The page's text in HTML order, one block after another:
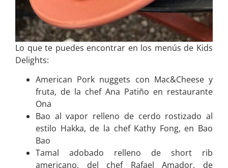
Lo que te puedes encontrar en los menús de Kids
Delights:
American Pork nuggets con Mac&Cheese y
fruta, de la chef Ana Patiño en restaurante
Ona
Bao al vapor relleno de cerdo rostizado al
estilo Hakka, de la chef Kathy Fong, en Bao
Bao
Tamal adobado relleno de short rib
americano, del chef Rafael Amador, de